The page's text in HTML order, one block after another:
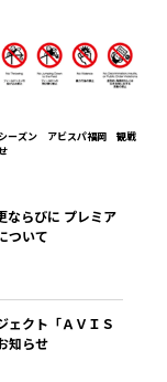
シーズン アビスパ福岡 観戦
ならびに プレミア
ついて
ェクト「ＡＶＩＳ
知らせ